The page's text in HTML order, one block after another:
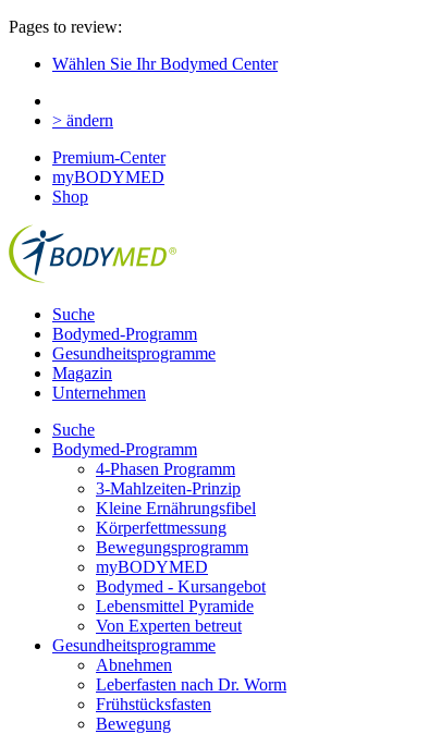
Pages to review:
Wählen Sie Ihr Bodymed Center
> ändern
Premium-Center
myBODYMED
Shop
Suche
Bodymed-Programm
Gesundheitsprogramme
Magazin
Unternehmen
Suche
Bodymed-Programm
4-Phasen Programm
3-Mahlzeiten-Prinzip
Kleine Ernährungsfibel
Körperfettmessung
Bewegungsprogramm
myBODYMED
Bodymed - Kursangebot
Lebensmittel Pyramide
Von Experten betreut
Gesundheitsprogramme
Abnehmen
Leberfasten nach Dr. Worm
Frühstücksfasten
Bewegung